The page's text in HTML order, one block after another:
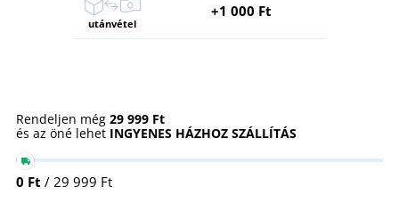
utánvétel
+1 000 Ft
Rendeljen még 29 999 Ft
és az öné lehet INGYENES HÁZHOZ SZÁLLÍTÁS
0 Ft / 29 999 Ft